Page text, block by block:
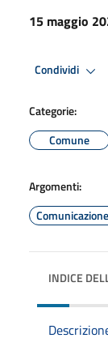
15 maggio
Condividi
Categorie:
Comune
Argomenti:
INDICE